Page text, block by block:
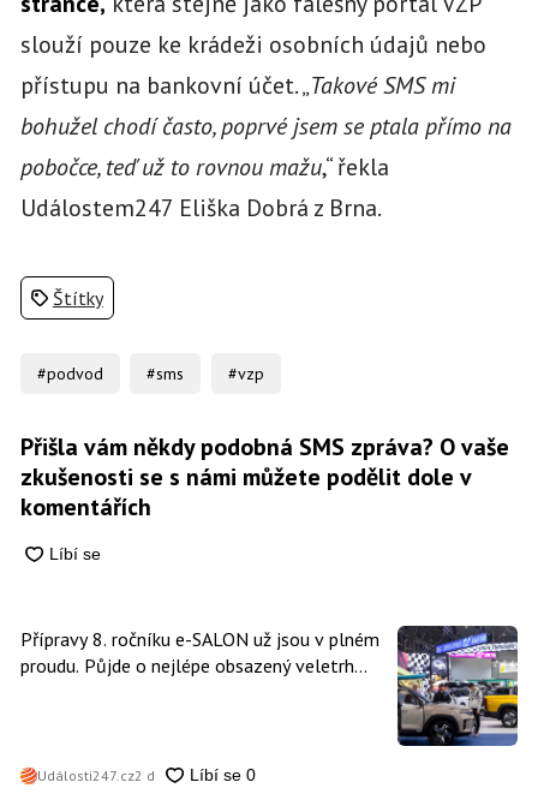
slouží pouze ke krádeži osobních údajů nebo
přístupu na bankovní účet. „Takové SMS mi
bohužel chodí často, poprvé jsem se ptala přímo na
pobočce, teď už to rovnou mažu,“ řekla
Událostem247 Eliška Dobrá z Brna.
Štítky
#podvod #sms #vzp
Přišla vám někdy podobná SMS zpráva? O vaše
zkušenosti se s námi můžete podělit dole v
komentářích
Přípravy 8. ročníku e-SALON už jsou v plném
proudu. Půjde o nejlépe obsazený veletrh
Události247.cz2 d